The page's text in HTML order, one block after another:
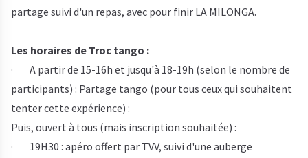
partage suivi d'un repas, avec pour finir LA MILONGA.
Les horaires de Troc tango :
· A partir de 15-16h et jusqu'à 18-19h (selon le nombre de
participants) : Partage tango (pour tous ceux qui souhaitent
tenter cette expérience) :
Puis, ouvert à tous (mais inscription souhaitée) :
· 19H30 : apéro offert par TVV, suivi d'une auberge